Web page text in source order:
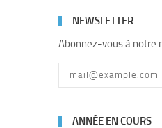
NEWSLETTER
Abonnez-vous à notre
ANNÉE EN COURS